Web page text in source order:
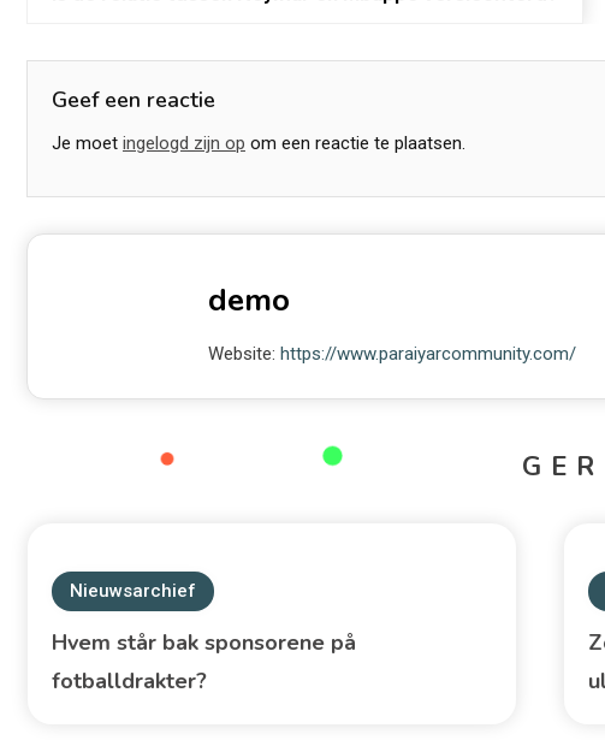
Geef een reactie
Je moet ingelogd zijn op om een reactie te plaatsen.
demo
Website: https://www.paraiyarcommunity.com/
Nieuwsarchief
Hvem står bak sponsorene på
fotballdrakter?